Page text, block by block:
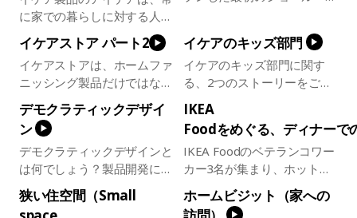
イケアの製品には奇妙な名前
がついているのか。ネーミン
グの裏側にある複雑なルール
に迫ります。一見謎に見えて
も、そこには特別なシステム
があるのです。
か？イケアには、どちらか一
方しか選ばないという選択肢
はありません。いつでも両方
を選ぶのです。低価格と高品
質が両立した製品の提供とい
うイングヴァル・カンプラー
ドの独創的なアイデアは、イ
ケアにおける強力なカルチャ
ー、そしてアイデンティティ
へと発展し、現在もイケアの
原動力であり続けています。
に家での暮らしに対する人々
のニーズや夢からインスピレ
ーションを得て生まれます。
動画では、2世代にわたるイ
ケアのコワーカーたちによ
り、これらの理想を実現して
いくストーリーが語られま
す。形、機能、品質、サステ
ナビリティ、そして低価格。
デモクラティックデザインの
あらゆる面を追求し、最も費
用対効果が高い最適なソリュ
ア店舗発展の歴史をご紹介し
ます。イケアを裏で支えるコ
ワーカーたちが、イケア店舗
の立ち上げを行い、ホームフ
ァニッシングのインスピレー
ションとセールスのバランス
をうまく取る、その舞台裏に
ついて明かします。
イケアストアパート2
イケアストアは、ホームファ
ニッシング製品だけではな
く、大勢の人々であふれてい
ます。みんな一日中、夜中ま
で、どんな活動をしているの
でしょう？トラックの運転
手、セールススタッフ、スト
アマネジャー、シェフ、イン
テリアデザイナー、そして最
イケアのキッズ部門
イケアのキッズ部門に関す
る、2つのストーリーをご紹
介します。子どもとその家族
は、常にイケアの中心であり
続ける存在です。この流れが
具体的な形になり始めたの
は、1990年代に入ってから
のことでした。活動の黎明期
から現在までの軌跡、そして
デモクラティックデザイ
ン
デモクラティックデザインと
は何でしょう？製品開発に携
わる人々を導くロードマッ
プ？ それとも多くの人々に
IKEA
Foodをめぐる、ディナーで
IKEA Foodのベテランコワー
カー3名が集まり、ホットド
ッグやプラントボールなどの
おいしいイケアの定番料理を
狭い住空間（Small
ホームビジット（家への